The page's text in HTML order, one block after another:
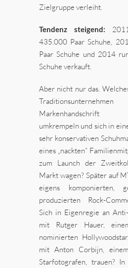
Zielgruppe verleiht.
Tendenz steigend:
435.000 Paar Schuhe,
Paar Schuhe und 2014
Schuhe verkauft.
Aber nicht nur das.
Markenhandschrift
umkrempeln und sich in
sehr konservativen
eines „nackten“
zum Launch der
Markt wagen? Später auf
eigens komponierten,
produzierten Rock-
Sich in Eigenregie an
mit Rutger Hauer,
nominierten
mit Anton Corbijn,
Starfotografen, trauen? In